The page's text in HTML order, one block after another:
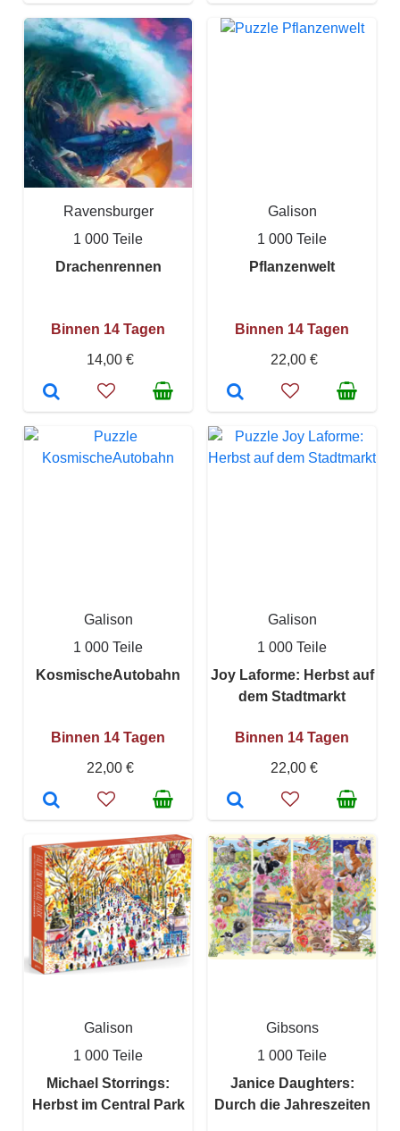
Ravensburger
1 000 Teile
Drachenrennen
Binnen 14 Tagen
14,00 €
Galison
1 000 Teile
Pflanzenwelt
Binnen 14 Tagen
22,00 €
Galison
1 000 Teile
KosmischeAutobahn
Binnen 14 Tagen
22,00 €
Galison
1 000 Teile
Joy Laforme: Herbst auf
dem Stadtmarkt
Binnen 14 Tagen
22,00 €
Galison
1 000 Teile
Michael Storrings:
Herbst im Central Park
Gibsons
1 000 Teile
Janice Daughters:
Durch die Jahreszeiten